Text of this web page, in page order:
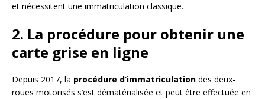
et nécessitent une immatriculation classique.
2. La procédure pour obtenir une
carte grise en ligne
Depuis 2017, la procédure d’immatriculation des deux-
roues motorisés s’est dématérialisée et peut être effectuée en